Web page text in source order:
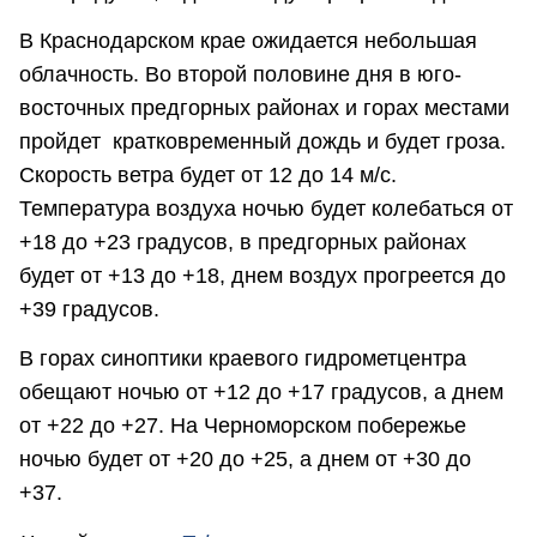
В Краснодарском крае ожидается небольшая
облачность. Во второй половине дня в юго-
восточных предгорных районах и горах местами
пройдет кратковременный дождь и будет гроза.
Скорость ветра будет от 12 до 14 м/с.
Температура воздуха ночью будет колебаться от
+18 до +23 градусов, в предгорных районах
будет от +13 до +18, днем воздух прогреется до
+39 градусов.
В горах синоптики краевого гидрометцентра
обещают ночью от +12 до +17 градусов, а днем
от +22 до +27. На Черноморском побережье
ночью будет от +20 до +25, а днем от +30 до
+37.